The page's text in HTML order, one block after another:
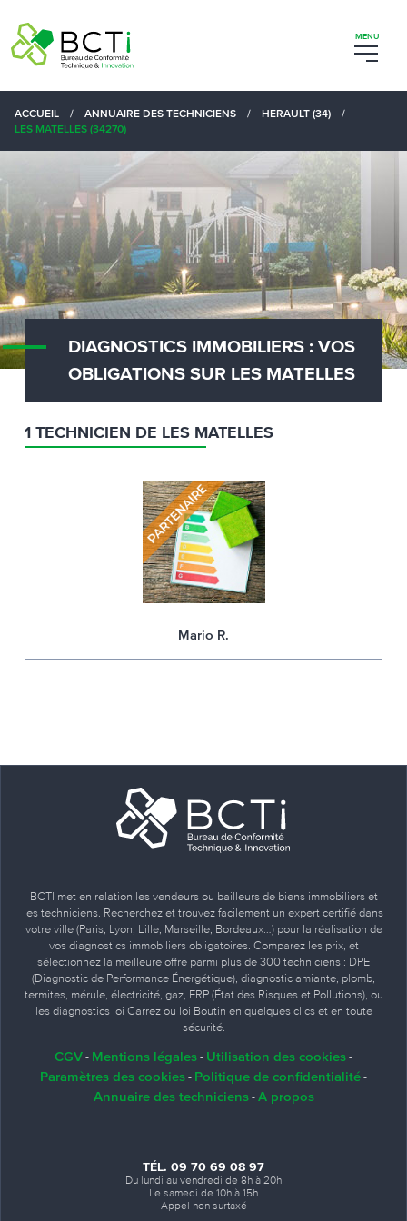
ACCUEIL / ANNUAIRE DES TECHNICIENS / HERAULT (34)
/
LES MATELLES (34270)
DIAGNOSTICS IMMOBILIERS : VOS
OBLIGATIONS SUR LES MATELLES
1 TECHNICIEN DE LES MATELLES
Mario R.
BCTI met en relation les vendeurs ou bailleurs de biens immobiliers et
les techniciens. Recherchez et trouvez facilement un expert certifié dans
votre ville (Paris, Lyon, Lille, Marseille, Bordeaux…) pour la réalisation de
vos diagnostics immobiliers obligatoires. Comparez les prix, et
sélectionnez la meilleure offre parmi plus de 300 techniciens : DPE
(Diagnostic de Performance Énergétique), diagnostic amiante, plomb,
termites, mérule, électricité, gaz, ERP (État des Risques et Pollutions), ou
les diagnostics loi Carrez ou loi Boutin en quelques clics et en toute
sécurité.
CGV - Mentions légales - Utilisation des cookies -
Paramètres des cookies - Politique de confidentialité -
Annuaire des techniciens- A propos
TÉL. 09 70 69 08 97
Du lundi au vendredi de 8h à 20h
Le samedi de 10h à 15h
Appel non surtaxé